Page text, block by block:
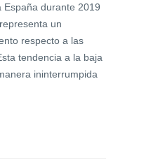
España durante 2019
un
respecto a las
tendencia a la baja
ininterrumpida